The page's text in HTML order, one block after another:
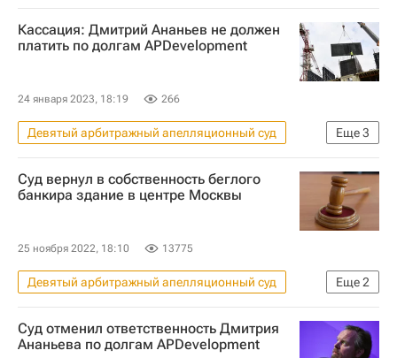
Москва
Коммерческая недвижимость
Кассация: Дмитрий Ананьев не должен
платить по долгам APDevelopment
24 января 2023, 18:19 266
Еще3
Девятый арбитражный апелляционный суд
Москва
Санкт-Петербург
Дмитрий Ананьев
Суд вернул в собственность беглого
банкира здание в центре Москвы
25 ноября 2022, 18:10 13775
Еще2
Девятый арбитражный апелляционный суд
Внешпромбанк
Георгий Беджамов
Суд отменил ответственность Дмитрия
Ананьева по долгам APDevelopment